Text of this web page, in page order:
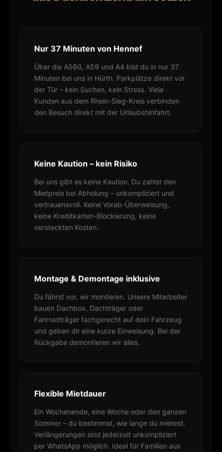
Nur 37 Minuten von Hennef
Über die A560, A59 und A4 bist du in nur 37
Minuten bei uns in Hürth. Parkplätze direkt vor
der Tür – kein Suchen, kein Stress. Viele
Kunden aus dem Rhein-Sieg-Kreis verbinden
den Besuch direkt mit der Urlaubshinfahrt.
Keine Kaution – kein Risiko
Bei uns gibt es keine Kaution. Du zahlst den
Mietpreis bei Abholung – unkompliziert und
vertrauensvoll. Keine Vorab-Überweisung,
keine Kreditkarten-Blockierung, keine
versteckten Kosten.
Montage & Demontage inklusive
Du fährst vor, wir montieren. Unsere Mitarbeiter
bauen Dachbox, Dachträger oder
Fahrradträger fachgerecht auf dein Fahrzeug
und geben dir eine kurze Einweisung. Bei der
Rückgabe demontieren wir alles.
Flexible Mietdauer
Ein Wochenende, eine Woche oder den ganzen
Sommer – du bestimmst, wie lange du mietest.
Verlängerungen sind jederzeit unkompliziert
per WhatsApp möglich. Ideal für Familien aus